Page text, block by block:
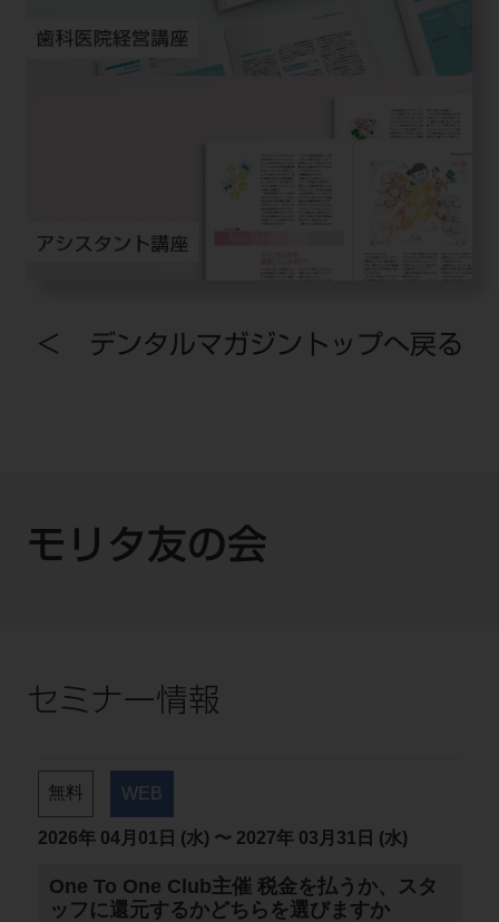
＜ デンタルマガジントップへ戻る
モリタ友の会
セミナー情報